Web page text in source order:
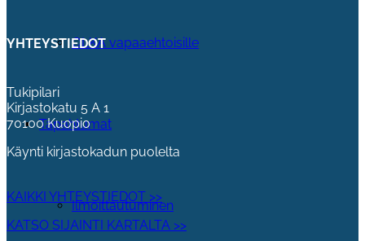
OLKA vapaaehtoisille
Tapahtumat
Ilmoittautuminen
YHTEYSTIEDOT
Tukipilari
Kirjastokatu 5 A 1
70100 Kuopio
Käynti kirjastokadun puolelta
KAIKKI YHTEYSTIEDOT >>
KATSO SIJAINTI KARTALTA >>